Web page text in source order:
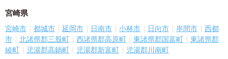
宮崎県
宮崎市 都城市 延岡市 日南市 小林市 日向市 串間市
西都
市
北諸県郡三股町 西諸県郡高原町 東諸県郡国富町
東諸県郡
綾町
児湯郡高鍋町 児湯郡新富町 児湯郡川南町